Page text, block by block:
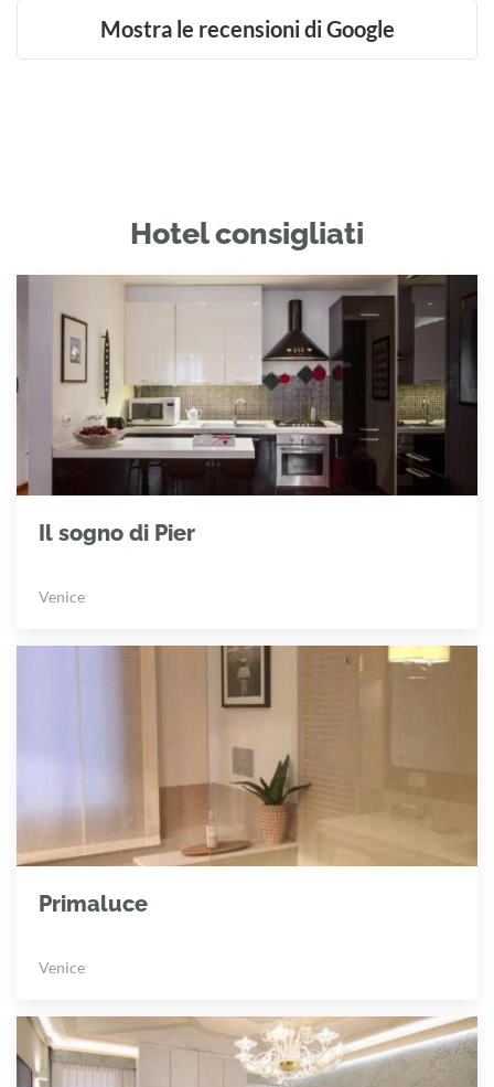
Mostra le recensioni di Google
Hotel consigliati
Il sogno di Pier
Venice
Primaluce
Venice